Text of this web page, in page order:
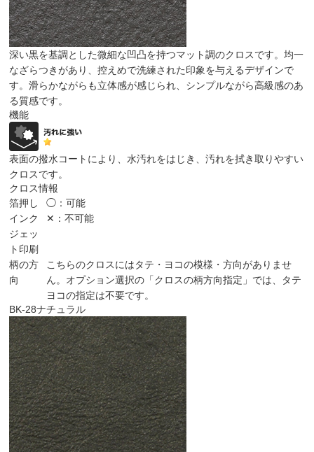
深い黒を基調とした微細な凹凸を持つマット調のクロスです。均一
なざらつきがあり、控えめで洗練された印象を与えるデザインで
す。滑らかながらも立体感が感じられ、シンプルながら高級感のあ
る質感です。
機能
表面の撥水コートにより、水汚れをはじき、汚れを拭き取りやすい
クロスです。
クロス情報
箔押し
◯：可能
インク
ジェッ
ト印刷
✕：不可能
柄の方
向
こちらのクロスにはタテ・ヨコの模様・方向がありませ
ん。オプション選択の「クロスの柄方向指定」では、タテ
ヨコの指定は不要です。
BK-28ナチュラル